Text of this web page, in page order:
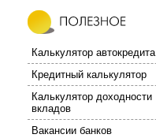
Калькулятор автокредита
Кредитный калькулятор
Калькулятор доходности
вкладов
Вакансии банков